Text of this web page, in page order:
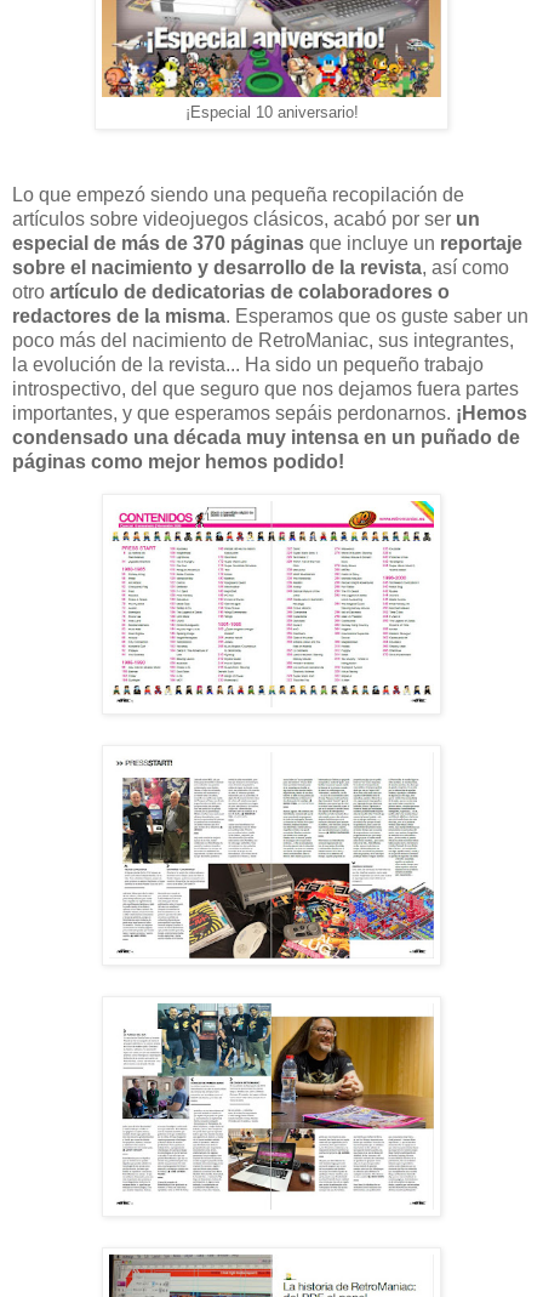
¡Especial 10 aniversario!
Lo que empezó siendo una pequeña recopilación de
artículos sobre videojuegos clásicos, acabó por ser un
especial de más de 370 páginas que incluye un reportaje
sobre el nacimiento y desarrollo de la revista, así como
otro artículo de dedicatorias de colaboradores o
redactores de la misma. Esperamos que os guste saber un
poco más del nacimiento de RetroManiac, sus integrantes,
la evolución de la revista... Ha sido un pequeño trabajo
introspectivo, del que seguro que nos dejamos fuera partes
importantes, y que esperamos sepáis perdonarnos. ¡Hemos
condensado una década muy intensa en un puñado de
páginas como mejor hemos podido!